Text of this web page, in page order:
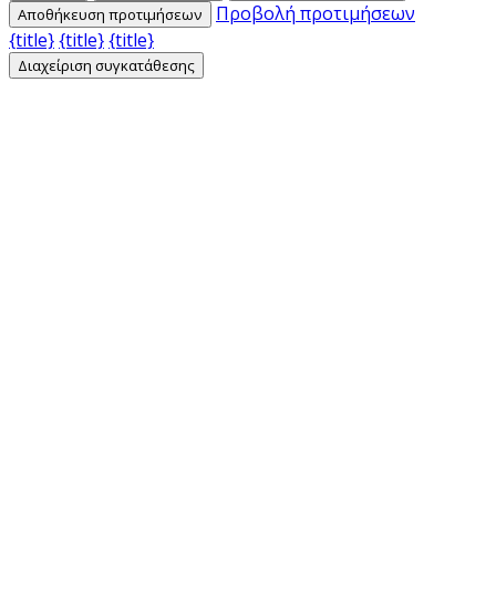
Αποθήκευση προτιμήσεων
Προβολή προτιμήσεων
{title}{title}{title}
Διαχείριση συγκατάθεσης